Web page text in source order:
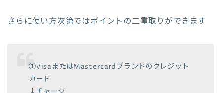
さらに使い方次第ではポイントの二重取りができます
①VisaまたはMastercardブランドのクレジット
カード